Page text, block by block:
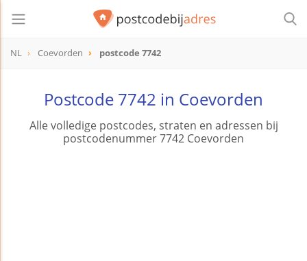
NL Coevorden postcode 7742
Postcode 7742 in Coevorden
Alle volledige postcodes, straten en adressen bij
postcodenummer 7742 Coevorden